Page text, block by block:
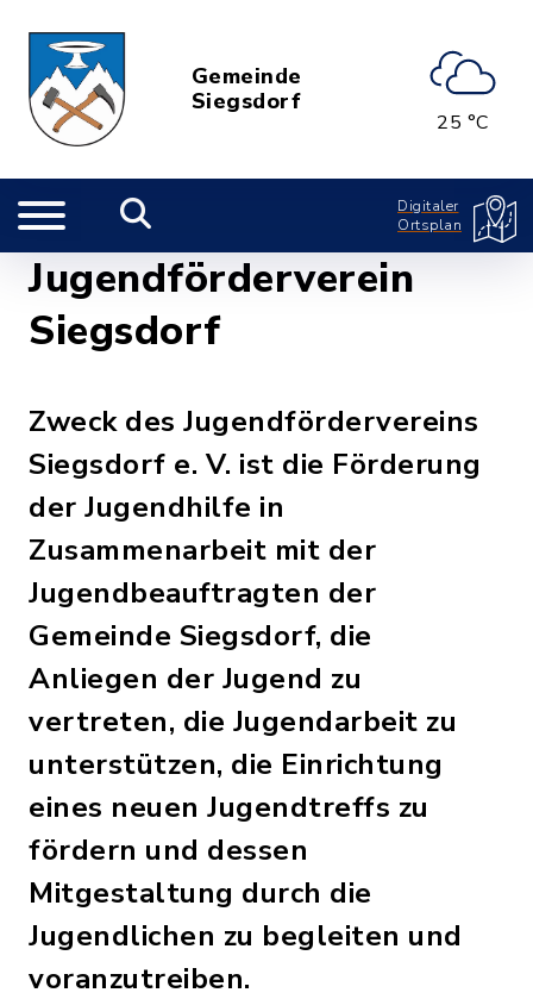
Gemeinde
Siegsdorf
25 °C
Digitaler
Ortsplan
Jugendförderverein
Siegsdorf
Zweck des Jugendfördervereins
Siegsdorf e. V. ist die Förderung
der Jugendhilfe in
Zusammenarbeit mit der
Jugendbeauftragten der
Gemeinde Siegsdorf, die
Anliegen der Jugend zu
vertreten, die Jugendarbeit zu
unterstützen, die Einrichtung
eines neuen Jugendtreffs zu
fördern und dessen
Mitgestaltung durch die
Jugendlichen zu begleiten und
voranzutreiben.